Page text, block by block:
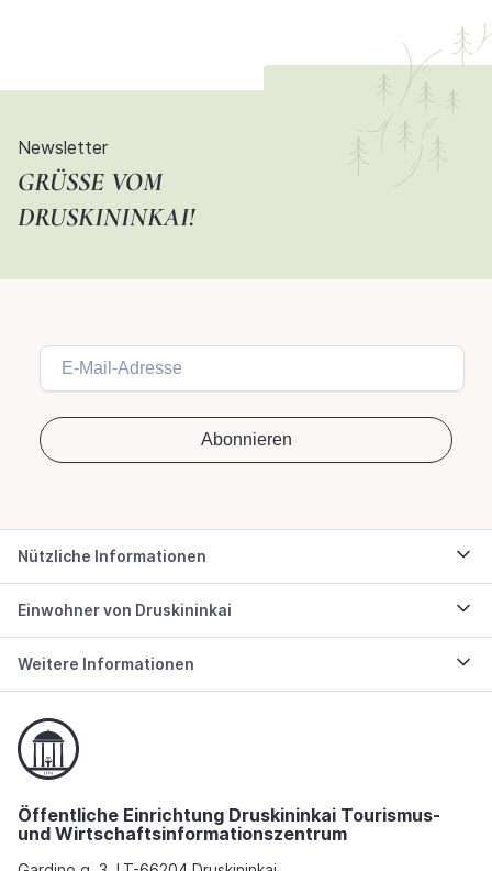
Newsletter
GRÜSSE VOM D
RUSKININKAI!
Nützliche Informationen
Einwohner von Druskininkai
Weitere Informationen
Öffentliche Einrichtung Druskininkai Tourismus-
und Wirtschaftsinformationszentrum